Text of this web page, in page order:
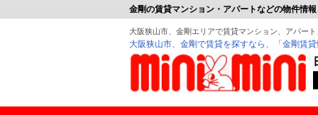
金剛の賃貸マンション・アパートなどの物件情報
大阪狭山市、金剛エリアで賃貸マンション、アパー
大阪狭山市、金剛で賃貸を探すなら、「金剛賃